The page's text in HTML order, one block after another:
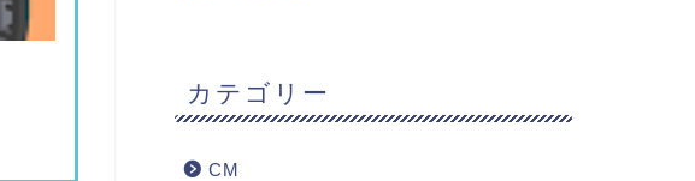
カテゴリー
CM